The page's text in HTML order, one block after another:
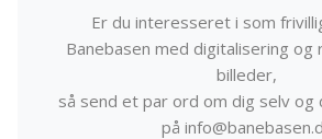
Er du interesseret i som
Banebasen med digitalisering
billeder,
så send et par ord om dig selv og
på